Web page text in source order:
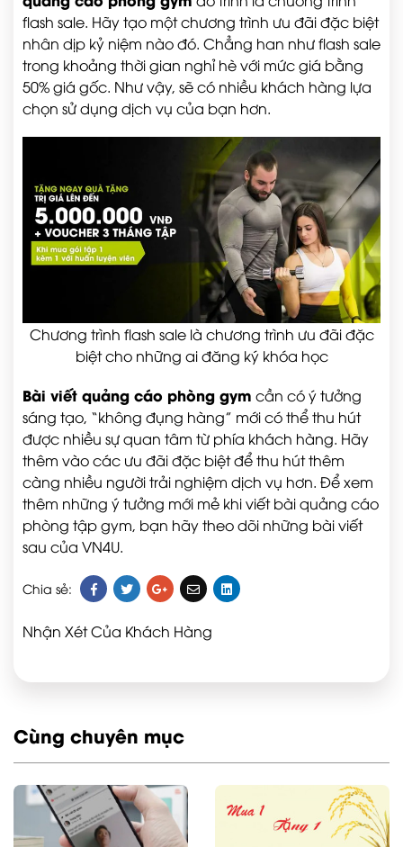
flash sale. Hãy tạo một chương trình ưu đãi đặc biệt
nhân dịp kỷ niệm nào đó. Chẳng han như flash sale
trong khoảng thời gian nghỉ hè với mức giá bằng
50% giá gốc. Như vậy, sẽ có nhiều khách hàng lựa
chọn sử dụng dịch vụ của bạn hơn.
Chương trình flash sale là chương trình ưu đãi đặc
biệt cho những ai đăng ký khóa học
Bài viết quảng cáo phòng gym cần có ý tưởng
sáng tạo, “không đụng hàng” mới có thể thu hút
được nhiều sự quan tâm từ phía khách hàng. Hãy
thêm vào các ưu đãi đặc biệt để thu hút thêm
càng nhiều người trải nghiệm dịch vụ hơn. Để xem
thêm những ý tưởng mới mẻ khi viết bài quảng cáo
phòng tập gym, bạn hãy theo dõi những bài viết
sau của VN4U.
Chia sẻ:
Nhận Xét Của Khách Hàng
Cùng chuyên mục